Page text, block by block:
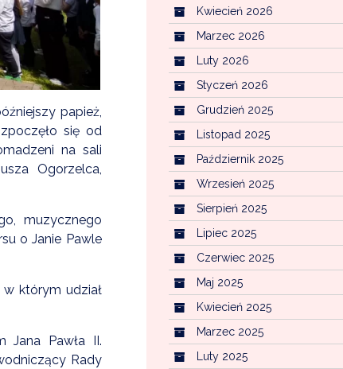
papież,
się od
na sali
Ogorzelca,
muzycznego
o Janie Pawle
którym udział
Jana Pawła II.
Rady
Kwiecień 2026
Marzec 2026
Luty 2026
Styczeń 2026
Grudzień 2025
Listopad 2025
Październik 2025
Wrzesień 2025
Sierpień 2025
Lipiec 2025
Czerwiec 2025
Maj 2025
Kwiecień 2025
Marzec 2025
Luty 2025